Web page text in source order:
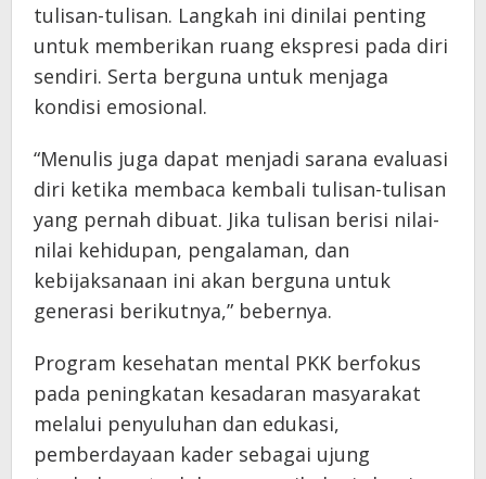
tulisan-tulisan. Langkah ini dinilai penting
untuk memberikan ruang ekspresi pada diri
sendiri. Serta berguna untuk menjaga
kondisi emosional.
“Menulis juga dapat menjadi sarana evaluasi
diri ketika membaca kembali tulisan-tulisan
yang pernah dibuat. Jika tulisan berisi nilai-
nilai kehidupan, pengalaman, dan
kebijaksanaan ini akan berguna untuk
generasi berikutnya,” bebernya.
Program kesehatan mental PKK berfokus
pada peningkatan kesadaran masyarakat
melalui penyuluhan dan edukasi,
pemberdayaan kader sebagai ujung